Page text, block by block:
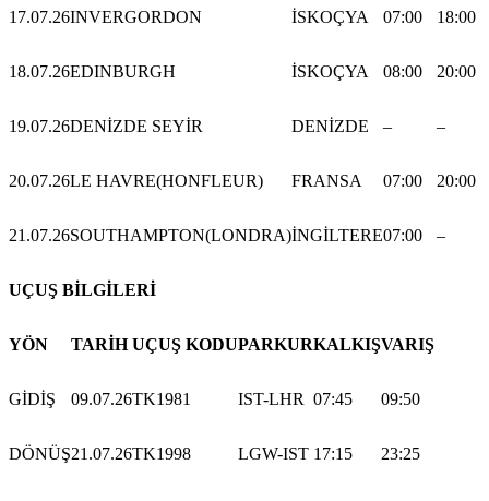
17.07.26INVERGORDON İSKOÇYA 07:00 18:00
18.07.26EDINBURGH İSKOÇYA 08:00 20:00
19.07.26DENİZDE SEYİR DENİZDE – –
20.07.26LE HAVRE(HONFLEUR) FRANSA 07:00 20:00
21.07.26SOUTHAMPTON(LONDRA)İNGİLTERE07:00 –
UÇUŞ BİLGİLERİ
YÖN TARİH UÇUŞ KODUPARKURKALKIŞVARIŞ
GİDİŞ 09.07.26TK1981 IST-LHR 07:45 09:50
DÖNÜŞ21.07.26TK1998 LGW-IST 17:15 23:25